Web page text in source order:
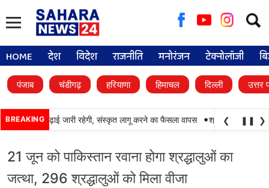
for:
HOME देश विदेश राजनीति मनोरंजन टेक्नोलॉजी
पंजाब चंडीगढ़ हरियाणा हिमाचल दिल्ली उत्तर
BREAKING
पंजाबी की पढ़ाई जारी रहेगी, संस्कृत लागू करने का फैसला वापस • श्री गुरु हरिकृष्ण
❮ ❚❚ ❯
21 जून को पाकिस्तान रवाना होगा श्रद्धालुओं का
जत्था, 296 श्रद्धालुओं को मिला वीजा